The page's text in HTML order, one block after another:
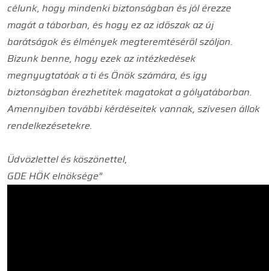
célunk, hogy mindenki biztonságban és jól érezze
magát a táborban, és hogy ez az időszak az új
barátságok és élmények megteremtéséről szóljon.
Bízunk benne, hogy ezek az intézkedések
megnyugtatóak a ti és Önök számára, és így
biztonságban érezhetitek magatokat a gólyatáborban.
Amennyiben további kérdéseitek vannak, szívesen állok
rendelkezésetekre.
Üdvözlettel és köszönettel,
GDE HÖK elnöksége”